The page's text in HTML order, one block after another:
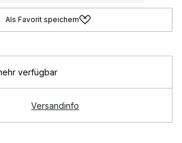
Als Favorit speichern
verfügbar
Versandinfo